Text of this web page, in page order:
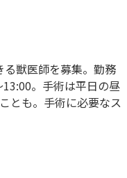
獣医師を募集。勤務
。手術は平日の昼
とも。手術に必要なス